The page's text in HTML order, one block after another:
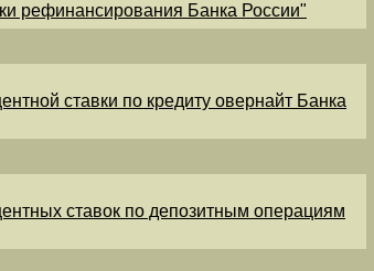
рефинансирования Банка России"
ставки по кредиту овернайт Банка
ставок по депозитным операциям